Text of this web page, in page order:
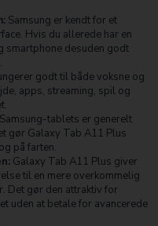
Samsung er kendt for et
Hvis du allerede har en
smartphone desuden godt
godt til både voksne og
apps, streaming, spil og
Samsung-tablets er generelt
gør Galaxy Tab A11 Plus
på farten.
Galaxy Tab A11 Plus giver
til en mere overkommelig
Det gør den attraktiv for
uden at betale for avancerede